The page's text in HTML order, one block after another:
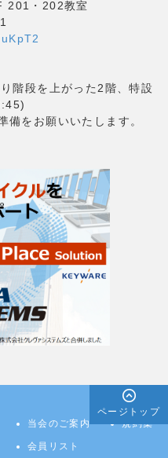
201・202教室
階段を上がった2階、特設
備をお願いいたします。
当会のご案内
会員リスト
規約集
ページトップ